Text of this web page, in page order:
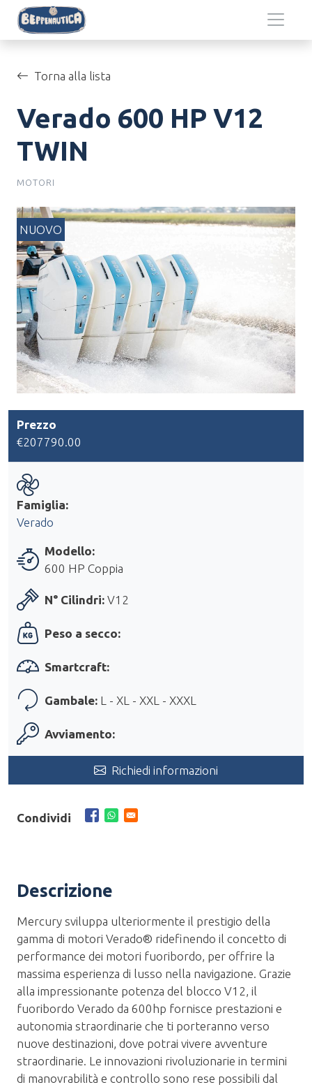
Torna alla lista
Verado 600 HP V12
TWIN
MOTORI
NUOVO
Prezzo
€207790.00
Famiglia:
Verado
Modello:
600 HP Coppia
N° Cilindri: V12
Peso a secco:
Smartcraft:
Gambale: L - XL - XXL - XXXL
Avviamento:
Richiedi informazioni
Condividi
Descrizione
Mercury sviluppa ulteriormente il prestigio della
gamma di motori Verado® ridefinendo il concetto di
performance dei motori fuoribordo, per offrire la
massima esperienza di lusso nella navigazione. Grazie
alla impressionante potenza del blocco V12, il
fuoribordo Verado da 600hp fornisce prestazioni e
autonomia straordinarie che ti porteranno verso
nuove destinazioni, dove potrai vivere avventure
straordinarie. Le innovazioni rivoluzionarie in termini
di manovrabilità e controllo sono rese possibili dal